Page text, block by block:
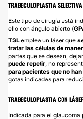
TRABECULOPLASTIA
Este tipo de cirugía está
ello con ángulo abierto (
TSL emplea un láser que
tratar las células de
partes que se desean,
puede repetir , no
para pacientes que no
gotas indicadas para
TRABECULOPLASTIA CON
Indicada para el glaucoma